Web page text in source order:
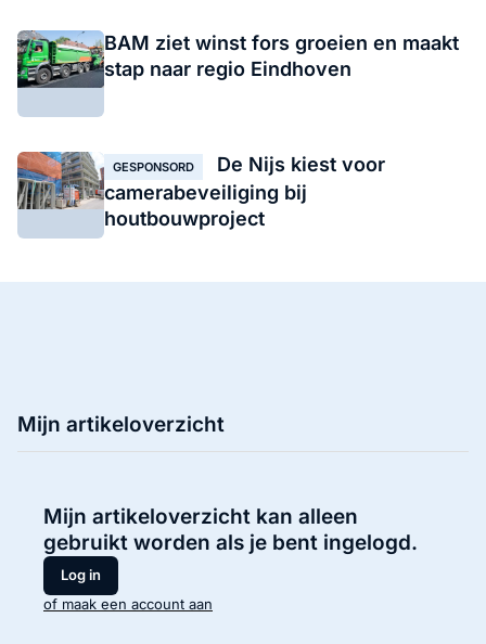
BAM ziet winst fors groeien en maakt
stap naar regio Eindhoven
GESPONSORD
De Nijs kiest voor
camerabeveiliging bij
houtbouwproject
Mijn artikeloverzicht
Mijn artikeloverzicht kan alleen
gebruikt worden als je bent ingelogd.
Log in
of maak een account aan